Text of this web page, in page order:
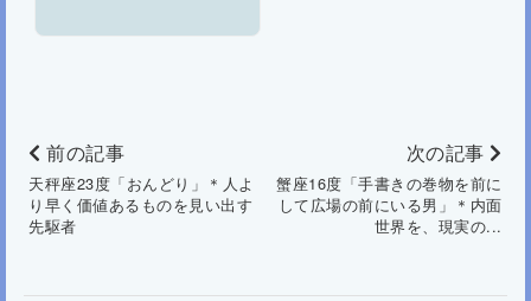
前の記事
天秤座23度「おんどり」＊人よ
り早く価値あるものを見い出す
先駆者
次の記事
蟹座16度「手書きの巻物を前に
して広場の前にいる男」＊内面
世界を、現実の...